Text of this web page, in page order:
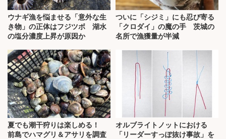
ウナギ漁を悩ませる「意外な生
き物」の正体はフジツボ 湖水
の塩分濃度上昇が原因か
ついに「シジミ」にも忍び寄る
「クロダイ」の魔の手 茨城の
名所で漁獲量が半減
夏でも潮干狩りは楽しめる！
前島でハマグリ＆アサリを調査
オルブライトノットにおける
「リーダーすっぽ抜け事故」を